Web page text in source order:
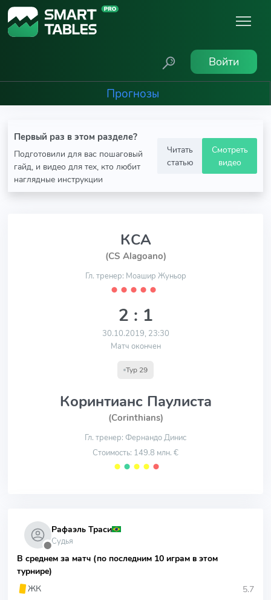
Войти
Прогнозы
Первый раз в этом разделе?
Подготовили для вас пошаговый
гайд, и видео для тех, кто любит
наглядные инструкции
Читать
статью
Смотреть
видео
КСА
(CS Alagoano)
Гл. тренер: Моашир Жуньор
⬤ ⬤ ⬤ ⬤ ⬤
2 : 1
30.10.2019, 23:30
Матч окончен
Тур 29
Коринтианс Паулиста
(Corinthians)
Гл. тренер: Фернандо Динис
Стоимость: 149.8 млн. €
⬤ ⬤ ⬤ ⬤ ⬤
⬤
Рафаэль Траси
Судья
В среднем за матч (по последним 10 играм в этом
турнире)
ЖК
5.7